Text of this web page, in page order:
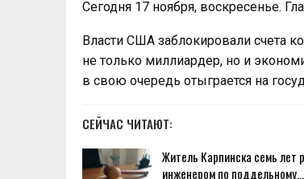
Сегодня 17 ноября, воскресенье.
Власти США заблокировали счета
не только миллиардер, но и
в свою очередь отыграется на
СЕЙЧАС ЧИТАЮТ:
Житель Карпинска семь лет
инженером по поддельному…